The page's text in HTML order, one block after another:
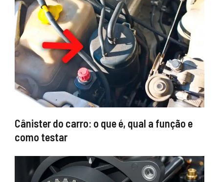
Cânister do carro: o que é, qual a função e
como testar